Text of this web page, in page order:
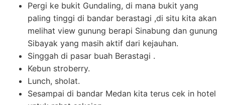
Pergi ke bukit Gundaling, di mana bukit yang
paling tinggi di bandar berastagi ,di situ kita akan
melihat view gunung berapi Sinabung dan gunung
Sibayak yang masih aktif dari kejauhan.
Singgah di pasar buah Berastagi .
Kebun stroberry.
Lunch, sholat.
Sesampai di bandar Medan kita terus cek in hotel